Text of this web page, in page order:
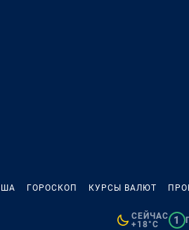
ГОРОСКОП КУРСЫ ВАЛЮТ
СЕЙЧАС
+18°C
1